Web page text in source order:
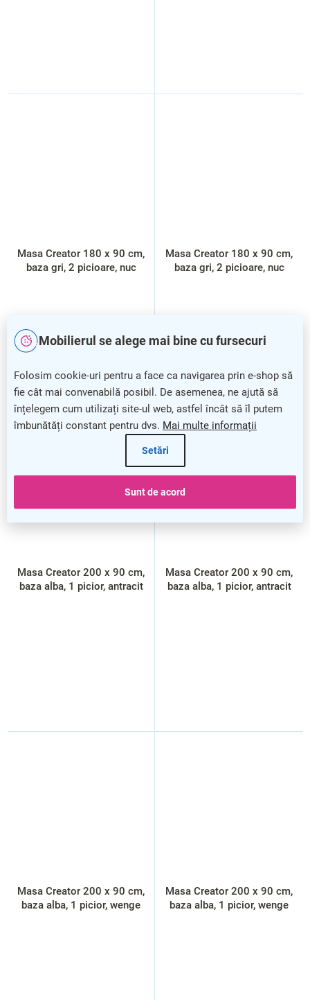
Mobilierul se alege mai bine cu fursecuri
Folosim cookie-uri pentru a face ca navigarea prin e-shop să
fie cât mai convenabilă posibil. De asemenea, ne ajută să
înțelegem cum utilizați site-ul web, astfel încât să îl putem
îmbunătăți constant pentru dvs. Mai multe informații
Setări
Sunt de acord
Masa Creator 180 x 90 cm,
baza gri, 2 picioare, nuc
Masa Creator 180 x 90 cm,
baza gri, 2 picioare, nuc
Masa Creator 200 x 90 cm,
baza alba, 1 picior, antracit
Masa Creator 200 x 90 cm,
baza alba, 1 picior, antracit
Masa Creator 200 x 90 cm,
baza alba, 1 picior, wenge
Masa Creator 200 x 90 cm,
baza alba, 1 picior, wenge